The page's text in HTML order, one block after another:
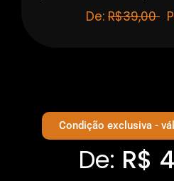
De: R$39,00
Condição exclusiva -
De: R$